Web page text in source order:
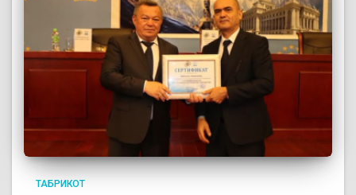
ТАБРИКОТ